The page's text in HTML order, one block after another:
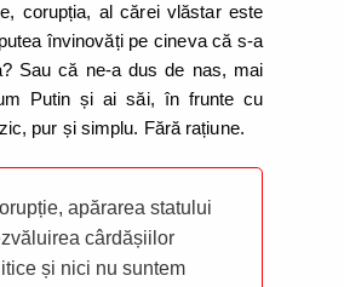
corupția, al cărei vlăstar este
învinovăți pe cineva că s-a
Sau că ne-a dus de nas, mai
Putin și ai săi, în frunte cu
pur și simplu. Fără rațiune.
apărarea statului
cârdășiilor
și nici nu suntem